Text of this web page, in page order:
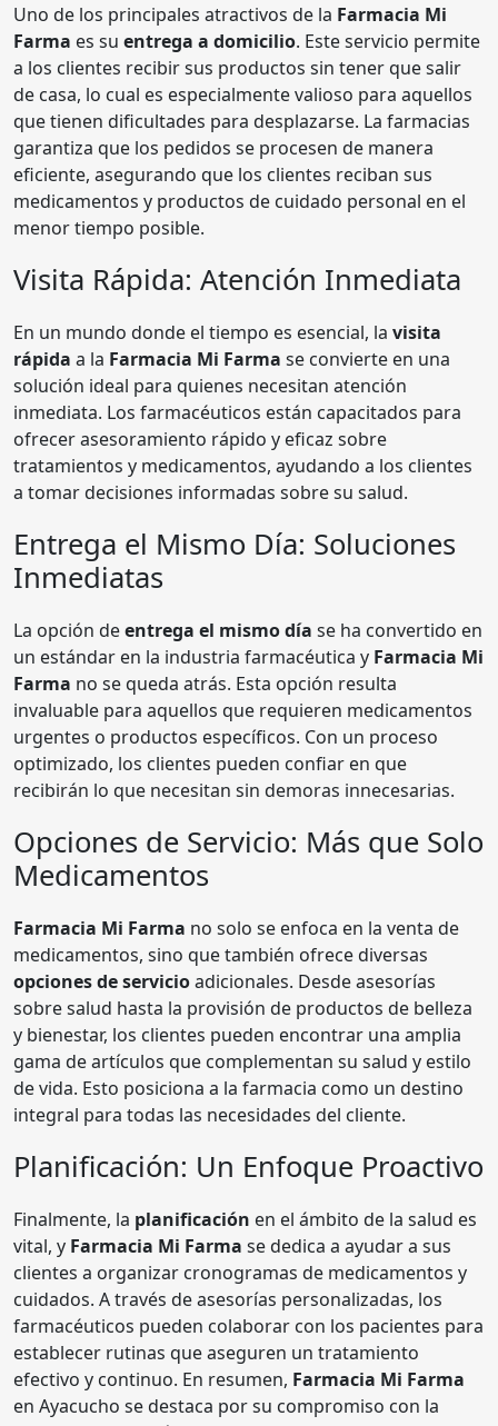
Uno de los principales atractivos de la Farmacia Mi
Farma es su entrega a domicilio. Este servicio permite
a los clientes recibir sus productos sin tener que salir
de casa, lo cual es especialmente valioso para aquellos
que tienen dificultades para desplazarse. La farmacias
garantiza que los pedidos se procesen de manera
eficiente, asegurando que los clientes reciban sus
medicamentos y productos de cuidado personal en el
menor tiempo posible.
Visita Rápida: Atención Inmediata
En un mundo donde el tiempo es esencial, la visita
rápida a la Farmacia Mi Farma se convierte en una
solución ideal para quienes necesitan atención
inmediata. Los farmacéuticos están capacitados para
ofrecer asesoramiento rápido y eficaz sobre
tratamientos y medicamentos, ayudando a los clientes
a tomar decisiones informadas sobre su salud.
Entrega el Mismo Día: Soluciones
Inmediatas
La opción deentrega el mismo día se ha convertido en
un estándar en la industria farmacéutica y Farmacia Mi
Farma no se queda atrás. Esta opción resulta
invaluable para aquellos que requieren medicamentos
urgentes o productos específicos. Con un proceso
optimizado, los clientes pueden confiar en que
recibirán lo que necesitan sin demoras innecesarias.
Opciones de Servicio: Más que Solo
Medicamentos
Farmacia Mi Farma no solo se enfoca en la venta de
medicamentos, sino que también ofrece diversas
opciones de servicioadicionales. Desde asesorías
sobre salud hasta la provisión de productos de belleza
y bienestar, los clientes pueden encontrar una amplia
gama de artículos que complementan su salud y estilo
de vida. Esto posiciona a la farmacia como un destino
integral para todas las necesidades del cliente.
Planificación: Un Enfoque Proactivo
Finalmente, la planificación en el ámbito de la salud es
vital, y Farmacia Mi Farma se dedica a ayudar a sus
clientes a organizar cronogramas de medicamentos y
cuidados. A través de asesorías personalizadas, los
farmacéuticos pueden colaborar con los pacientes para
establecer rutinas que aseguren un tratamiento
efectivo y continuo. En resumen, Farmacia Mi Farma
en Ayacucho se destaca por su compromiso con la